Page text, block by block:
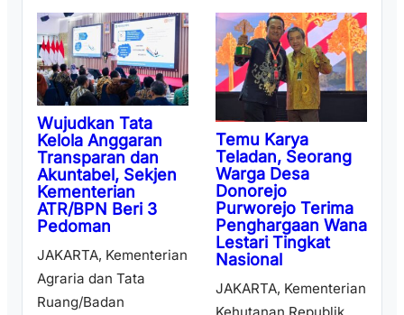
Wujudkan Tata
Kelola Anggaran
Transparan dan
Akuntabel, Sekjen
Kementerian
ATR/BPN Beri 3
Pedoman
JAKARTA, Kementerian
Agraria dan Tata
Ruang/Badan
Temu Karya
Teladan, Seorang
Warga Desa
Donorejo
Purworejo Terima
Penghargaan Wana
Lestari Tingkat
Nasional
JAKARTA, Kementerian